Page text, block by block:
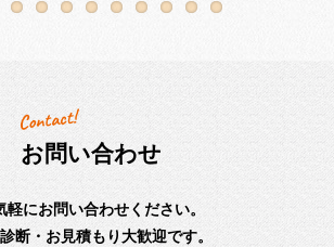
お問い合わせ
軽にお問い合わせください。
断・お見積もり大歓迎です。